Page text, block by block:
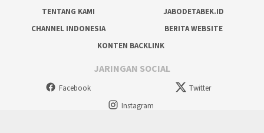
TENTANG KAMI
JABODETABEK.ID
CHANNEL INDONESIA
BERITA WEBSITE
KONTEN BACKLINK
JARINGAN SOCIAL
Facebook
Twitter
Instagram